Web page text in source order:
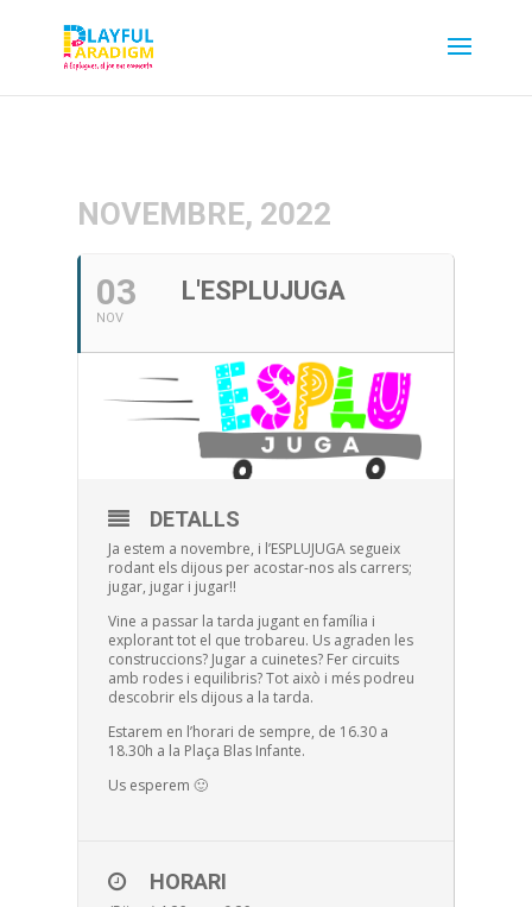
NOVEMBRE, 2022
03
NOV
L'ESPLUJUGA
DETALLS
Ja estem a novembre, i l’ESPLUJUGA segueix
rodant els dijous per acostar-nos als carrers;
jugar, jugar i jugar!!
Vine a passar la tarda jugant en família i
explorant tot el que trobareu. Us agraden les
construccions? Jugar a cuinetes? Fer circuits
amb rodes i equilibris? Tot això i més podreu
descobrir els dijous a la tarda.
Estarem en l’horari de sempre, de 16.30 a
18.30h a la Plaça Blas Infante.
Us esperem 🙂
HORARI